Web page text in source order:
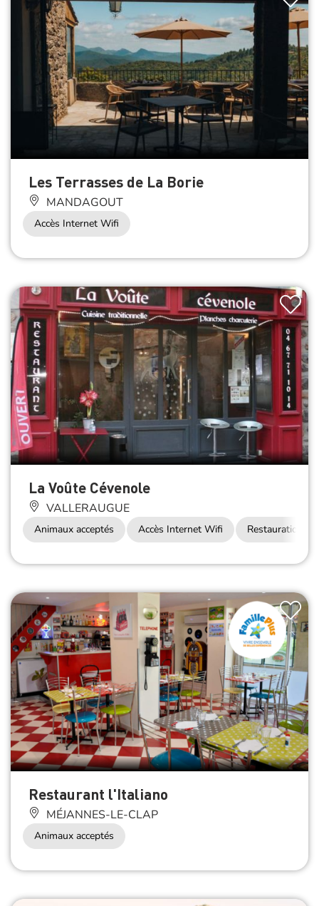
Les Terrasses de La Borie
MANDAGOUT
Accès Internet Wifi
La Voûte Cévenole
VALLERAUGUE
Animaux acceptés Accès Internet Wifi Restauration
Restaurant l'Italiano
MÉJANNES-LE-CLAP
Animaux acceptés